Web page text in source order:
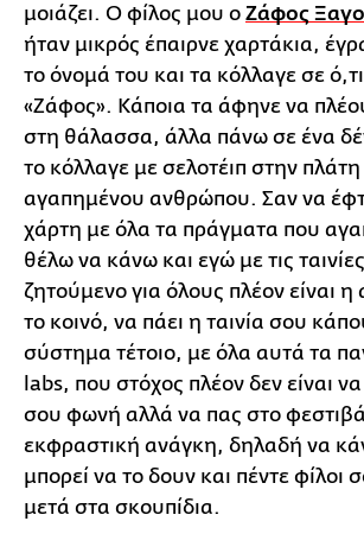
μοιάζει. Ο φίλος μου ο Ζάφος
ήταν μικρός έπαιρνε χαρτάκια,
το όνομά του και τα κόλλαγε σε
«Ζάφος». Κάποια τα άφηνε να
στη θάλασσα, άλλα πάνω σε ένα
το κόλλαγε με σελοτέιπ στην πλάτη
αγαπημένου ανθρώπου. Σαν να
χάρτη με όλα τα πράγματα που
θέλω να κάνω και εγώ με τις
ζητούμενο για όλους πλέον είναι
το κοινό, να πάει η ταινία σου
σύστημα τέτοιο, με όλα αυτά τα
labs, που στόχος πλέον δεν είναι να
σου φωνή αλλά να πας στο
εκφραστική ανάγκη, δηλαδή να
μπορεί να το δουν και πέντε φίλοι
μετά στα σκουπίδια.